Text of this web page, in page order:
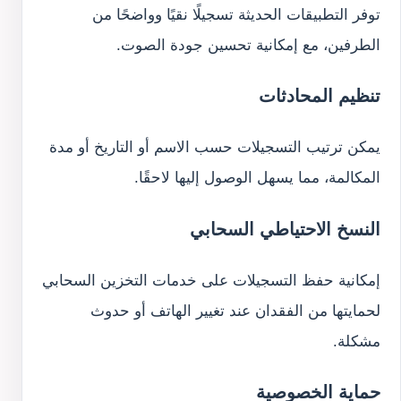
توفر التطبيقات الحديثة تسجيلًا نقيًا وواضحًا من
الطرفين، مع إمكانية تحسين جودة الصوت.
تنظيم المحادثات
يمكن ترتيب التسجيلات حسب الاسم أو التاريخ أو مدة
المكالمة، مما يسهل الوصول إليها لاحقًا.
النسخ الاحتياطي السحابي
إمكانية حفظ التسجيلات على خدمات التخزين السحابي
لحمايتها من الفقدان عند تغيير الهاتف أو حدوث
مشكلة.
حماية الخصوصية